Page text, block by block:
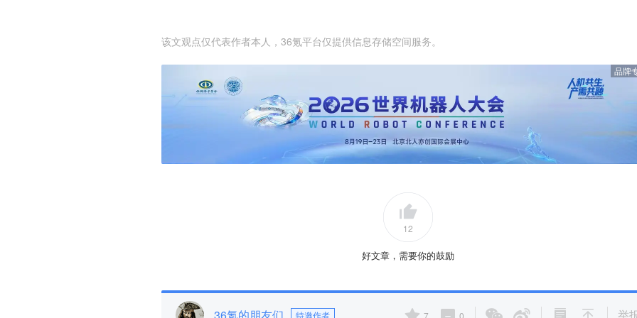
该文观点仅代表作者本人，36氪平台仅提供信息存储空间服务。
品牌
12
好文章，需要你的鼓励
36氪的朋友们 特邀作者 7 0 举